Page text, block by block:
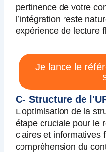
pertinence de votre
l’intégration reste
expérience de lecture
Je lance le
C- Structure de
L’optimisation de la
étape cruciale pour le
claires et informatives
compréhension du